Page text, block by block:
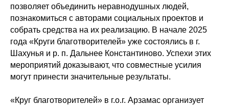
позволяет объединить неравнодушных людей,
познакомиться с авторами социальных проектов и
собрать средства на их реализацию. В начале 2025
года «Круги благотворителей» уже состоялись в г.
Шахунья и р. п. Дальнее Константиново. Успехи этих
мероприятий доказывают, что совместные усилия
могут принести значительные результаты.
«Круг благотворителей» в г.о.г. Арзамас организует